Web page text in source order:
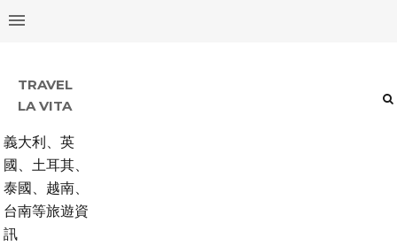
TRAVEL
LA VITA
義大利、英
國、土耳其、
泰國、越南、
台南等旅遊資
訊